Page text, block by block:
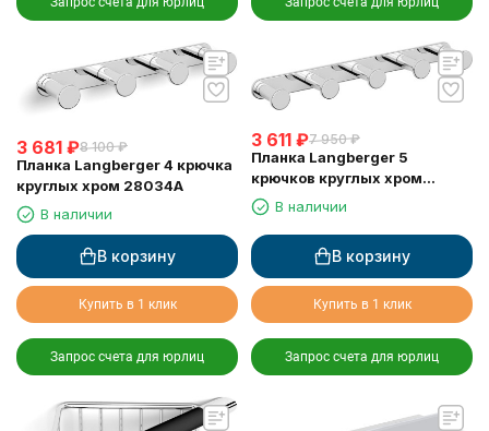
3 681 ₽8 100 ₽
Планка Langberger 4 крючка
круглых хром 28034A
В наличии
В корзину
Купить в 1 клик
Запрос счета для юрлиц
3 611 ₽7 950 ₽
Планка Langberger 5
крючков круглых хром
28035AВ наличии
В корзину
Купить в 1 клик
Запрос счета для юрлиц